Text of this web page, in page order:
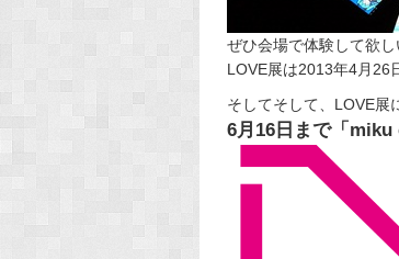
ぜひ会場で体験して欲
LOVE展は2013年4月26
そしてそして、LOVE展
6月16日まで「miku